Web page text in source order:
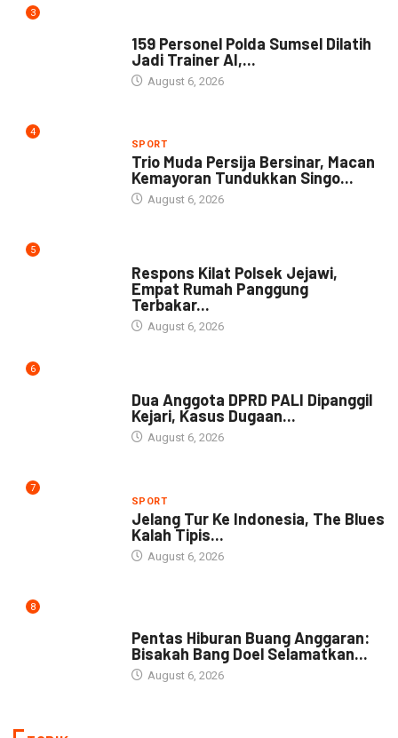
3
159 Personel Polda Sumsel Dilatih
Jadi Trainer AI,...
August 6, 2026
4
SPORT
Trio Muda Persija Bersinar, Macan
Kemayoran Tundukkan Singo...
August 6, 2026
5
Respons Kilat Polsek Jejawi,
Empat Rumah Panggung
Terbakar...
August 6, 2026
6
Dua Anggota DPRD PALI Dipanggil
Kejari, Kasus Dugaan...
August 6, 2026
7
SPORT
Jelang Tur Ke Indonesia, The Blues
Kalah Tipis...
August 6, 2026
8
Pentas Hiburan Buang Anggaran:
Bisakah Bang Doel Selamatkan...
August 6, 2026